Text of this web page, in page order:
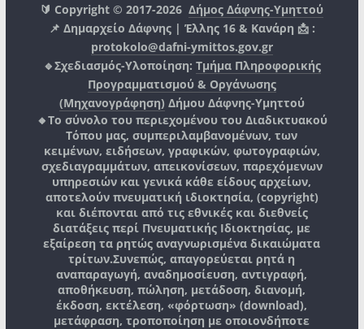
🔰 Copyright © 2017-2026Δήμος Δάφνης-Υμηττού
📌 Δημαρχείο Δάφνης | Έλλης 16 & Κανάρη 📩 :
protokolo@dafni-ymittos.gov.gr
🔹Σχεδιασμός-Υλοποίηση: Τμήμα Πληροφορικής
Προγραμματισμού & Οργάνωσης
(Μηχανογράφηση) Δήμου Δάφνης-Υμηττού
🔸Το σύνολο του περιεχομένου του Διαδικτυακού
Τόπου μας, συμπεριλαμβανομένων, των
κειμένων, ειδήσεων, γραφικών, φωτογραφιών,
σχεδιαγραμμάτων, απεικονίσεων, παρεχόμενων
υπηρεσιών και γενικά κάθε είδους αρχείων,
αποτελούν πνευματική ιδιοκτησία, (copyright)
και διέπονται από τις εθνικές και διεθνείς
διατάξεις περί Πνευματικής Ιδιοκτησίας, με
εξαίρεση τα ρητώς αναγνωρισμένα δικαιώματα
τρίτων.Συνεπώς, απαγορεύεται ρητά η
αναπαραγωγή, αναδημοσίευση, αντιγραφή,
αποθήκευση, πώληση, μετάδοση, διανομή,
έκδοση, εκτέλεση, «φόρτωση» (download),
μετάφραση, τροποποίηση με οποιονδήποτε